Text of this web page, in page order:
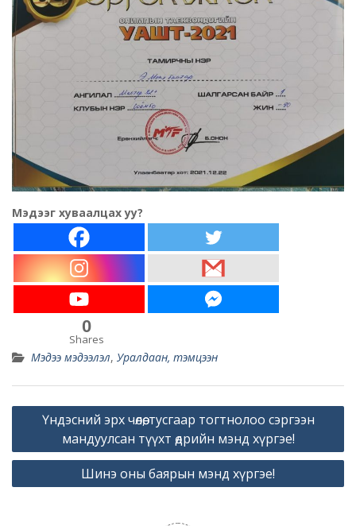
Мэдээг хуваалцах уу?
0
Shares
Мэдээ мэдээлэл, Уралдаан, тэмцээн
Post
navigation
Үндэсний эрх чөлөө, тусгаар тогтнолоо сэргээн
мандуулсан түүхт өдрийн мэнд хүргэе!
Шинэ оны баярын мэнд хүргэе!